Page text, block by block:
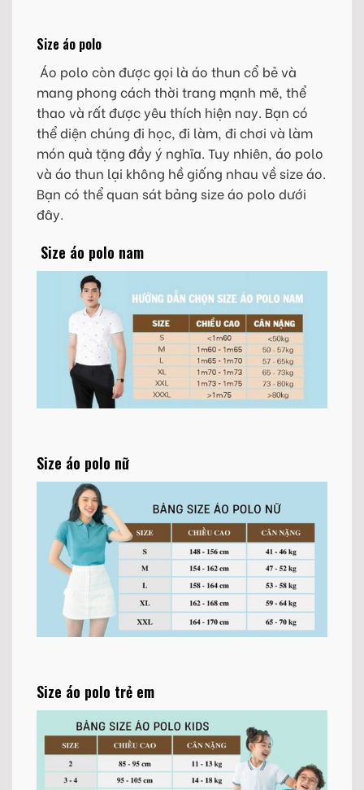
Size áo polo
Áo polo còn được gọi là áo thun cổ bẻ và
mang phong cách thời trang mạnh mẽ, thể
thao và rất được yêu thích hiện nay. Bạn có
thể diện chúng đi học, đi làm, đi chơi và làm
món quà tặng đầy ý nghĩa. Tuy nhiên, áo polo
và áo thun lại không hề giống nhau về size áo.
Bạn có thể quan sát bảng size áo polo dưới
đây.
Size áo polo nam
Size áo polo nữ
Size áo polo trẻ em